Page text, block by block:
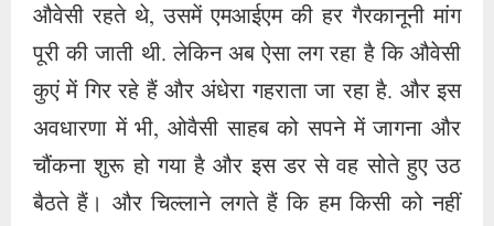
औवेसी रहते थे, उसमें एमआईएम की हर गैरकानूनी मांग
पूरी की जाती थी. लेकिन अब ऐसा लग रहा है कि औवेसी
कुएं में गिर रहे हैं और अंधेरा गहराता जा रहा है. और इस
अवधारणा में भी, ओवैसी साहब को सपने में जागना और
चौंकना शुरू हो गया है और इस डर से वह सोते हुए उठ
बैठते हैं। और चिल्लाने लगते हैं कि हम किसी को नहीं